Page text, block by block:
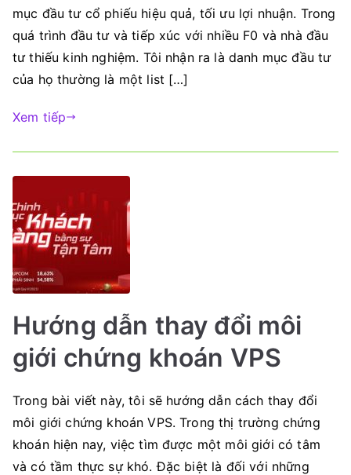
mục đầu tư cổ phiếu hiệu quả, tối ưu lợi nhuận. Trong
quá trình đầu tư và tiếp xúc với nhiều F0 và nhà đầu
tư thiếu kinh nghiệm. Tôi nhận ra là danh mục đầu tư
của họ thường là một list […]
Xem tiếp
Hướng dẫn thay đổi môi
giới chứng khoán VPS
Trong bài viết này, tôi sẽ hướng dẫn cách thay đổi
môi giới chứng khoán VPS. Trong thị trường chứng
khoán hiện nay, việc tìm được một môi giới có tâm
và có tầm thực sự khó. Đặc biệt là đối với những